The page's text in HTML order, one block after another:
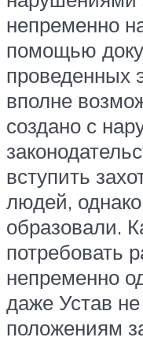
непременно
помощью
проведенных
вполне
создано с
вступить
людей,
образовали.
потребовать
непременно
даже Устав не
положениям